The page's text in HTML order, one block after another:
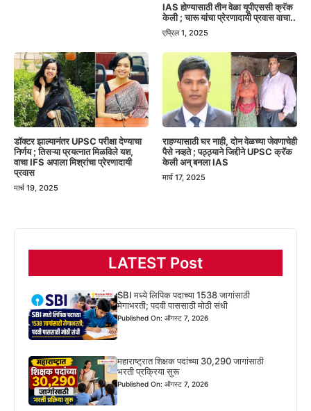
IAS होण्यासाठी तीन वेळा यूपीएससी क्रॅक
केली ; चारू यांचा प्रेरणादायी प्रवास वाचा..
एप्रिल 1, 2025
डॉक्टर झाल्यानंतर UPSC परीक्षा देण्याचा
निर्णय ; तिसऱ्या प्रयत्नात मिळविले यश,
वाचा IFS अपाला मिश्रांचा प्रेरणादायी
प्रवास
मार्च 19, 2025
राहण्यासाठी घर नाही, दोन वेळच्या जेवणाचेही
पैसे नव्हते ; पठ्ठ्याने जिद्दीने UPSC क्रॅक
केली अन् बनला IAS
मार्च 17, 2025
LATEST Post
SBI मध्ये लिपिक पदाच्या 1538 जागांसाठी
मेगाभरती; पदवी पाससाठी मोठी संधी
Published On: ऑगस्ट 7, 2026
महाराष्ट्रात शिक्षक पदांच्या 30,290 जागांसाठी
भरती प्रक्रिया सुरू
Published On: ऑगस्ट 7, 2026